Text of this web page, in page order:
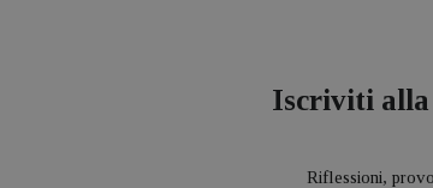
Iscriviti alla
Riflessioni,